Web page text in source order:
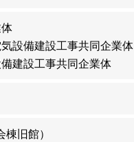
設備建設工事共同企業体
建設工事共同企業体
旧館）